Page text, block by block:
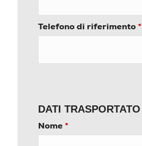
Telefono di riferimento*
DATI TRASPORTATO
Nome*